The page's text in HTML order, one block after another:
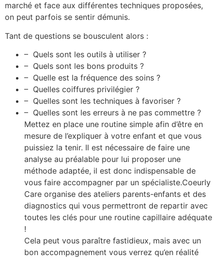
marché et face aux différentes techniques proposées,
on peut parfois se sentir démunis.
Tant de questions se bousculent alors :
– Quels sont les outils à utiliser ?
– Quels sont les bons produits ?
– Quelle est la fréquence des soins ?
– Quelles coiffures privilégier ?
– Quelles sont les techniques à favoriser ?
– Quelles sont les erreurs à ne pas commettre ?
Mettez en place une routine simple afin d’être en
mesure de l’expliquer à votre enfant et que vous
puissiez la tenir. Il est nécessaire de faire une
analyse au préalable pour lui proposer une
méthode adaptée, il est donc indispensable de
vous faire accompagner par un spécialiste.Coeurly
Care organise des ateliers parents-enfants et des
diagnostics qui vous permettront de repartir avec
toutes les clés pour une routine capillaire adéquate
!
Cela peut vous paraître fastidieux, mais avec un
bon accompagnement vous verrez qu’en réalité